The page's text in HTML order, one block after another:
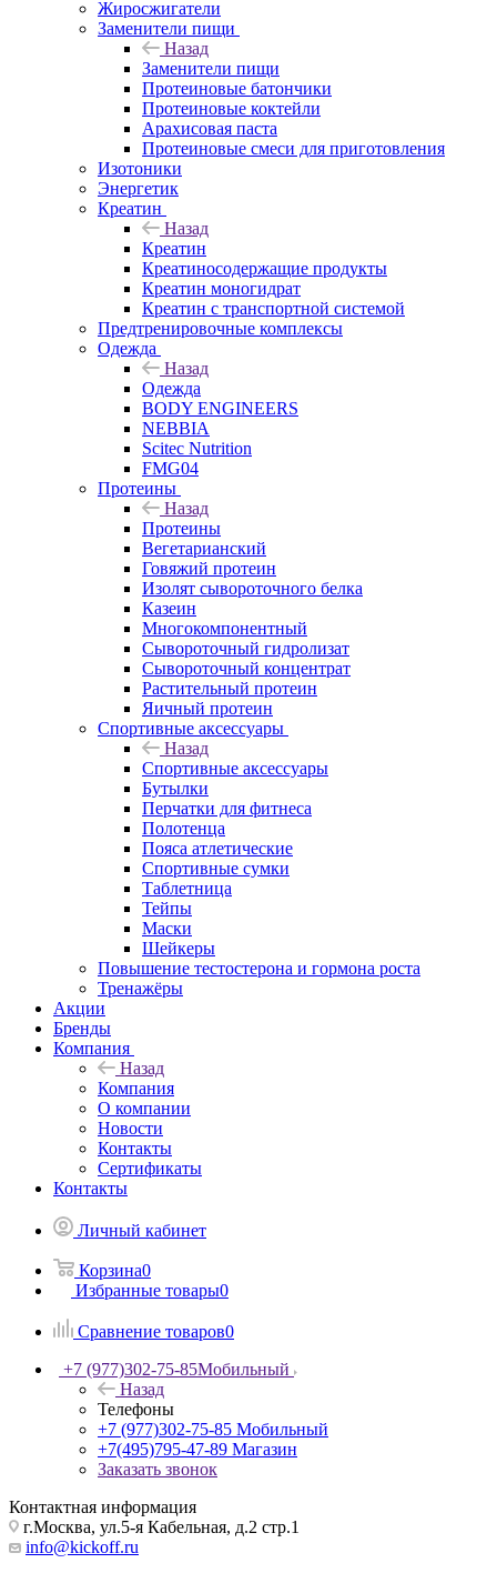
Жиросжигатели
Заменители пищи
Назад
Заменители пищи
Протеиновые батончики
Протеиновые коктейли
Арахисовая паста
Протеиновые смеси для приготовления
Изотоники
Энергетик
Креатин
Назад
Креатин
Креатиносодержащие продукты
Креатин моногидрат
Креатин с транспортной системой
Предтренировочные комплексы
Одежда
Назад
Одежда
BODY ENGINEERS
NEBBIA
Scitec Nutrition
FMG04
Протеины
Назад
Протеины
Вегетарианский
Говяжий протеин
Изолят сывороточного белка
Казеин
Многокомпонентный
Сывороточный гидролизат
Сывороточный концентрат
Растительный протеин
Яичный протеин
Спортивные аксессуары
Назад
Спортивные аксессуары
Бутылки
Перчатки для фитнеса
Полотенца
Пояса атлетические
Спортивные сумки
Таблетница
Тейпы
Маски
Шейкеры
Повышение тестостерона и гормона роста
Тренажёры
Акции
Бренды
Компания
Назад
Компания
О компании
Новости
Контакты
Сертификаты
Контакты
Личный кабинет
Корзина0
Избранные товары0
Сравнение товаров0
+7 (977)302-75-85Мобильный
Назад
Телефоны
+7 (977)302-75-85 Мобильный
+7(495)795-47-89 Магазин
Заказать звонок
Контактная информация
г.Москва, ул.5-я Кабельная, д.2 стр.1
info@kickoff.ru